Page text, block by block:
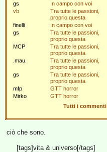
gs
In campo con voi
vb
Tra tutte le passioni,
proprio questa
finelli
In campo con voi
gs
Tra tutte le passioni,
proprio questa
MCP
Tra tutte le passioni,
proprio questa
.mau.
Tra tutte le passioni,
proprio questa
gs
Tra tutte le passioni,
proprio questa
mfp
GTT horror
Mirko
GTT horror
Tutti i commenti
ciò che sono.
[tags]vita & universo[/tags]